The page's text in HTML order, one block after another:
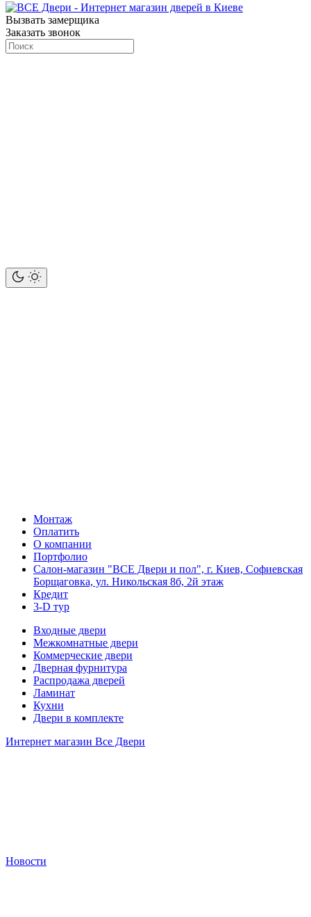
Вызвать замерщика
Заказать звонок
Монтаж
Оплатить
О компании
Портфолио
Салон-магазин "ВСЕ Двери и пол", г. Киев, Софиевская
Борщаговка, ул. Никольская 8б, 2й этаж
Кредит
3-D тур
Входные двери
Межкомнатные двери
Коммерческие двери
Дверная фурнитура
Распродажа дверей
Ламинат
Кухни
Двери в комплекте
Интернет магазин Все Двери
Новости